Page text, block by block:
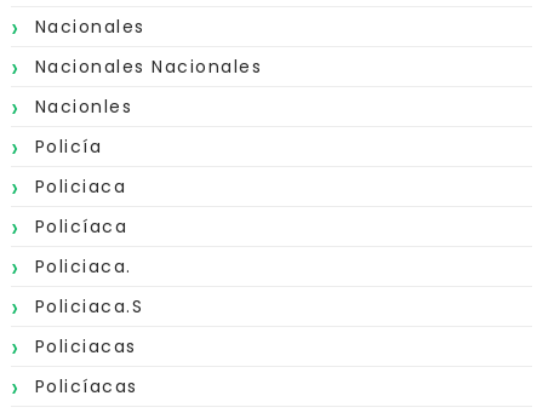
Nacionales
Nacionales Nacionales
Nacionles
Policía
Policiaca
Policíaca
Policiaca.
Policiaca.s
Policiacas
Policíacas